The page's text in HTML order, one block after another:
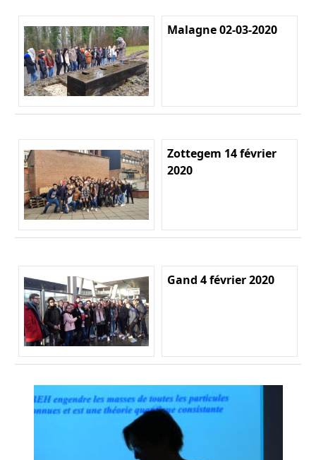
Malagne 02-03-2020
Zottegem 14 février
2020
Gand 4 février 2020